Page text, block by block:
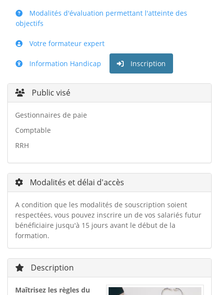
Modalités d'évaluation permettant l'atteinte des
objectifs
Votre formateur expert
Information Handicap Inscription
Public visé
Gestionnaires de paie
Comptable
RRH
Modalités et délai d'accès
A condition que les modalités de souscription soient
respectées, vous pouvez inscrire un de vos salariés futur
bénéficiaire jusqu'à 15 jours avant le début de la
formation.
Description
Maîtrisez les règles du